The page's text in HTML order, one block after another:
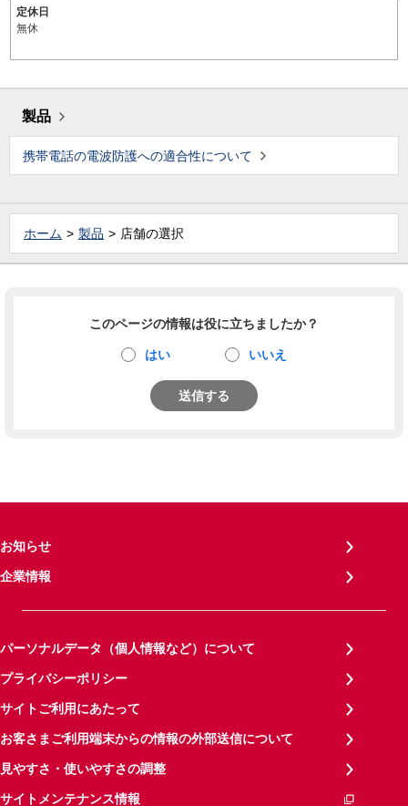
定休日
無休
製品
携帯電話の電波防護への適合性について
ホーム 製品 店舗の選択
このページの情報は役に立ちましたか？
はい いいえ
送信する
お知らせ
企業情報
パーソナルデータ（個人情報など）について
プライバシーポリシー
サイトご利用にあたって
お客さまご利用端末からの情報の外部送信について
見やすさ・使いやすさの調整
サイトメンテナンス情報